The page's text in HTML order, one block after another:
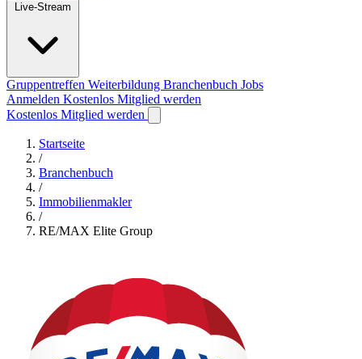
Live-Stream
Gruppentreffen Weiterbildung Branchenbuch Jobs
Anmelden Kostenlos Mitglied werden
Kostenlos Mitglied werden
Startseite
/
Branchenbuch
/
Immobilienmakler
/
RE/MAX Elite Group